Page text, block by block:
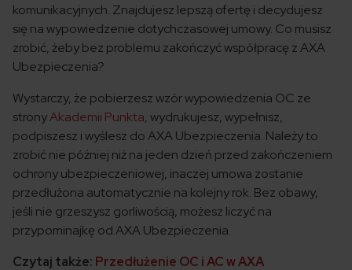
komunikacyjnych. Znajdujesz lepszą ofertę i decydujesz
się na wypowiedzenie dotychczasowej umowy. Co musisz
zrobić, żeby bez problemu zakończyć współpracę z AXA
Ubezpieczenia?
Wystarczy, że pobierzesz wzór wypowiedzenia OC ze
stronyAkademii Punkta, wydrukujesz, wypełnisz,
podpiszesz i wyślesz do AXA Ubezpieczenia. Należy to
zrobić nie później niż na jeden dzień przed zakończeniem
ochrony ubezpieczeniowej, inaczej umowa zostanie
przedłużona automatycznie na kolejny rok. Bez obawy,
jeśli nie grzeszysz gorliwością, możesz liczyć na
przypominajkę od AXA Ubezpieczenia.
Czytaj także: Przedłużenie OC i AC w AXA